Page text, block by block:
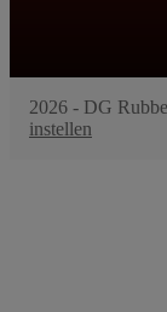
2026 - DG
instellen